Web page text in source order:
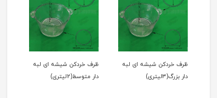
ظرف خردکن شیشه ای لبه
دار بزرگ(3لیتری)
ظرف خردکن شیشه ای لبه
دار متوسط(2لیتری)